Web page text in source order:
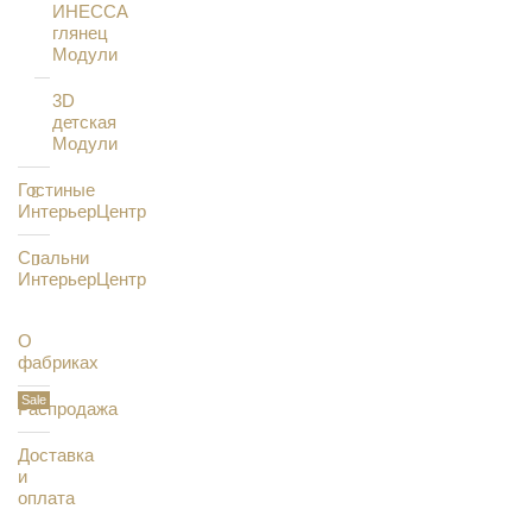
ИНЕССА
глянец
Модули
3D
детская
Модули
Гостиные
ИнтерьерЦентр
Спальни
ИнтерьерЦентр
О
фабриках
Распродажа
Доставка
и
оплата